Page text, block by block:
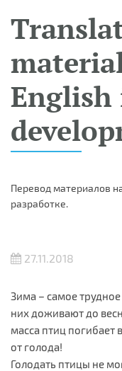
English
Перевод материалов
разработке.
27.11.2018
Зима – самое
них доживают до
масса птиц погибает
от голода!
Голодать птицы не